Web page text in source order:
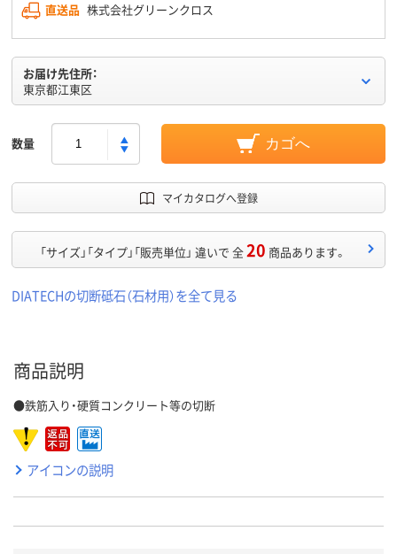
直送品 株式会社グリーンクロス
お届け先住所：
東京都江東区
数量 カゴへ
マイカタログへ登録
「サイズ」「タイプ」「販売単位」 違いで 全20 商品あります。
DIATECHの切断砥石（石材用）を全て見る
商品説明
●鉄筋入り・硬質コンクリート等の切断
アイコンの説明